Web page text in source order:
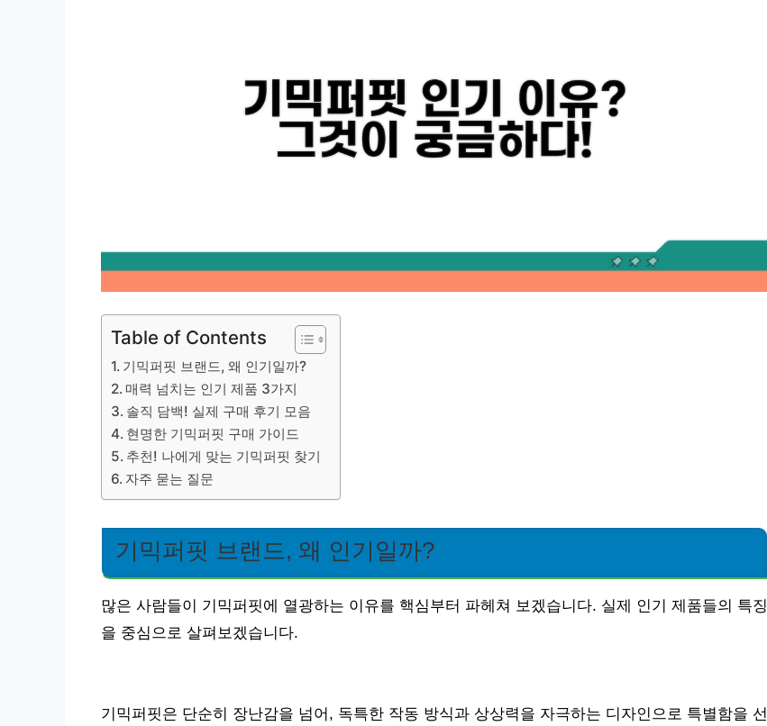
Table of Contents
기믹퍼핏 브랜드, 왜 인기일까?
매력 넘치는 인기 제품 3가지
솔직 담백! 실제 구매 후기 모음
현명한 기믹퍼핏 구매 가이드
추천! 나에게 맞는 기믹퍼핏 찾기
자주 묻는 질문
기믹퍼핏 브랜드, 왜 인기일까?
많은 사람들이 기믹퍼핏에 열광하는 이유를 핵심부터 파헤쳐 보겠습니다. 실제 인기 제품들의 특징
을 중심으로 살펴보겠습니다.
기믹퍼핏은 단순히 장난감을 넘어, 독특한 작동 방식과 상상력을 자극하는 디자인으로 특별함을 선